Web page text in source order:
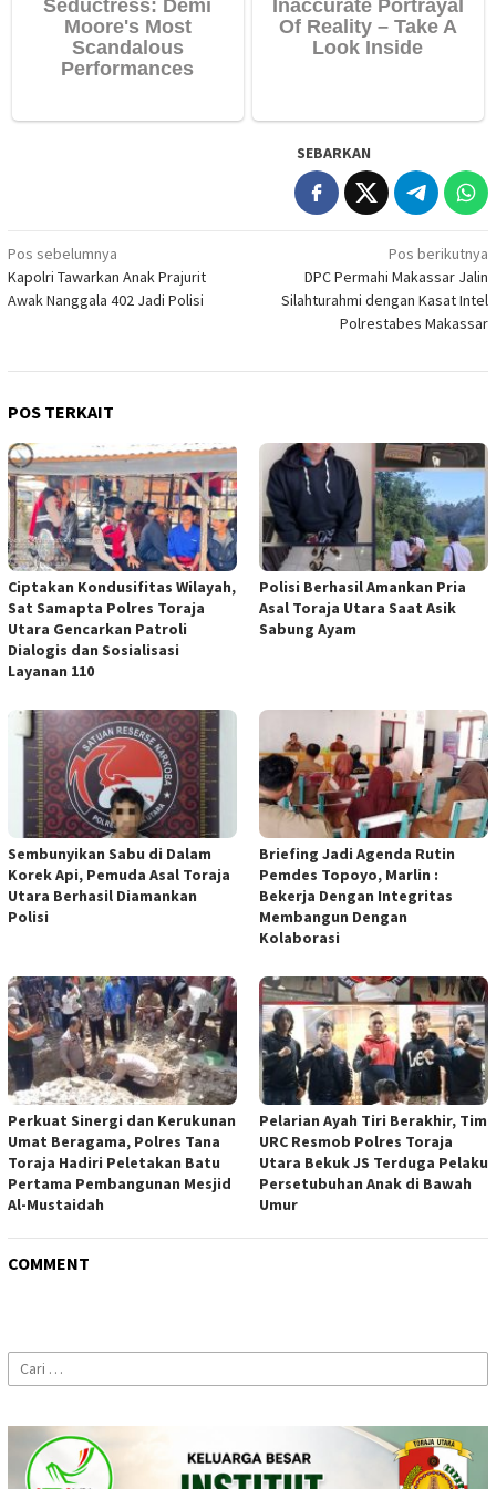
SEBARKAN
Navigasi
pos
Pos sebelumnya
Kapolri Tawarkan Anak Prajurit
Awak Nanggala 402 Jadi Polisi
Pos berikutnya
DPC Permahi Makassar Jalin
Silahturahmi dengan Kasat Intel
Polrestabes Makassar
POS TERKAIT
Ciptakan Kondusifitas Wilayah,
Sat Samapta Polres Toraja
Utara Gencarkan Patroli
Dialogis dan Sosialisasi
Layanan 110
Polisi Berhasil Amankan Pria
Asal Toraja Utara Saat Asik
Sabung Ayam
Sembunyikan Sabu di Dalam
Korek Api, Pemuda Asal Toraja
Utara Berhasil Diamankan
Polisi
Briefing Jadi Agenda Rutin
Pemdes Topoyo, Marlin :
Bekerja Dengan Integritas
Membangun Dengan
Kolaborasi
Perkuat Sinergi dan Kerukunan
Umat Beragama, Polres Tana
Toraja Hadiri Peletakan Batu
Pertama Pembangunan Mesjid
Al-Mustaidah
Pelarian Ayah Tiri Berakhir, Tim
URC Resmob Polres Toraja
Utara Bekuk JS Terduga Pelaku
Persetubuhan Anak di Bawah
Umur
COMMENT
Cari
untuk: